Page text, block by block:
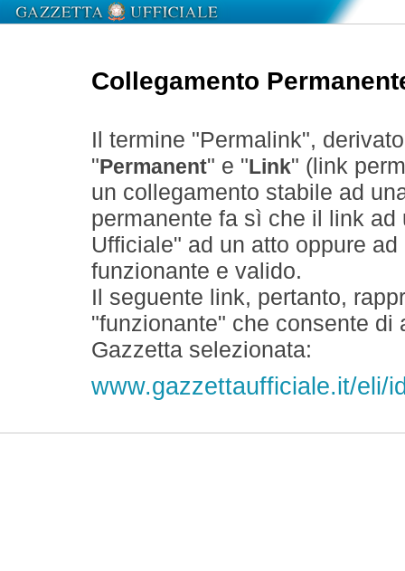
Collegamento
Il termine "Permalink",
" Permanent" e " Link" (link
un collegamento stabile ad
permanente fa sì che il link
Ufficiale" ad un atto oppure
funzionante e valido.
Il seguente link, pertanto,
"funzionante" che consente
Gazzetta selezionata:
www.gazzettaufficiale.it/eli/